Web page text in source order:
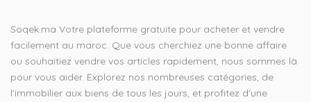
Soqek.ma Votre plateforme gratuite pour acheter et vendre
facilement au maroc. Que vous cherchiez une bonne affaire
ou souhaitiez vendre vos articles rapidement, nous sommes là
pour vous aider. Explorez nos nombreuses catégories, de
l'immobilier aux biens de tous les jours, et profitez d'une